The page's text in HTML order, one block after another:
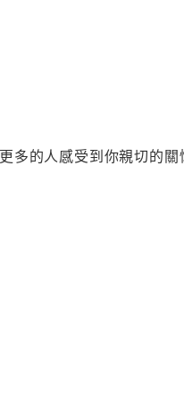
多的人感受到你親切的